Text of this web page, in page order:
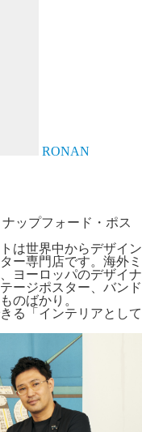
RONAN
ナップフォード・ポス
は世界中からデザイン
ー専門店です。海外ミ
ヨーロッパのデザイナ
ージポスター、バンド
のばかり。
る「インテリアとして